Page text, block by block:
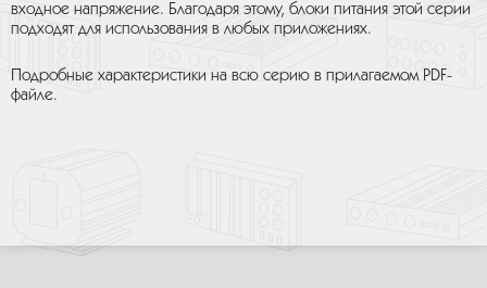
входное напряжение. Благодаря этому, блоки питания этой серии
подходят для использования в любых приложениях.
Подробные характеристики на всю серию в прилагаемом PDF-
файле.